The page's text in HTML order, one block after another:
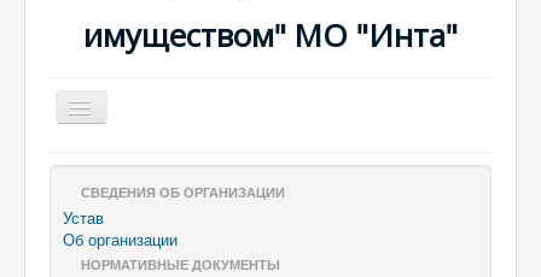
имуществом" МО "Инта"
Включить/
выключить
СВЕДЕНИЯ ОБ ОРГАНИЗАЦИИ
Устав
Об организации
НОРМАТИВНЫЕ ДОКУМЕНТЫ